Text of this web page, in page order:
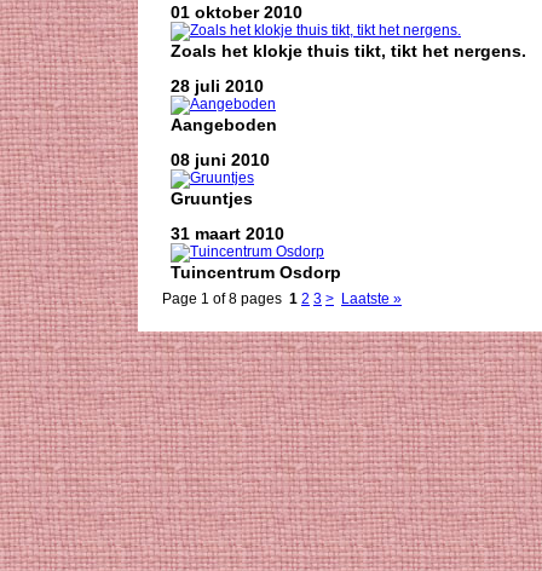
01 oktober 2010
Zoals het klokje thuis tikt, tikt het nergens.
28 juli 2010
Aangeboden
08 juni 2010
Gruuntjes
31 maart 2010
Tuincentrum Osdorp
Page 1 of 8 pages 1 2 3 > Laatste »